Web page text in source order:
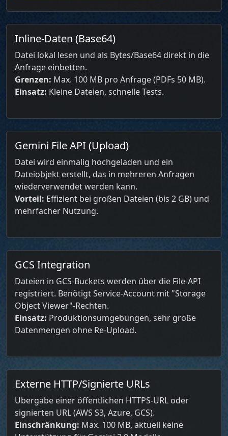
Inline-Daten (Base64)
Datei lokal lesen und als Bytes/Base64 direkt in die
Anfrage einbetten.
Grenzen: Max. 100 MB pro Anfrage (PDFs 50 MB).
Einsatz: Kleine Dateien, schnelle Tests.
Gemini File API (Upload)
Datei wird einmalig hochgeladen und ein
Dateiobjekt erstellt, das in mehreren Anfragen
wiederverwendet werden kann.
Vorteil: Effizient bei großen Dateien (bis 2 GB) und
mehrfacher Nutzung.
GCS Integration
Dateien in GCS-Buckets werden über die File-API
registriert. Benötigt Service-Account mit "Storage
Object Viewer"-Rechten.
Einsatz: Produktionsumgebungen, sehr große
Datenmengen ohne Re-Upload.
Externe HTTP/Signierte URLs
Übergabe einer öffentlichen HTTPS-URL oder
signierten URL (AWS S3, Azure, GCS).
Einschränkung: Max. 100 MB, aktuell keine